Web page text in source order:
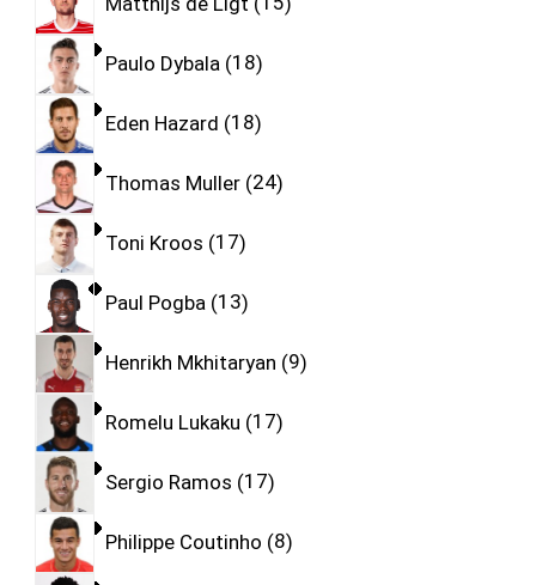
Paulo Dybala 18
Eden Hazard 18
Thomas Muller 24
Toni Kroos 17
Paul Pogba 13
Henrikh Mkhitaryan 9
Romelu Lukaku 17
Sergio Ramos 17
Philippe Coutinho 8